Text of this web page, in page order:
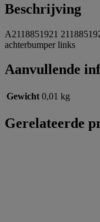
Beschrijving
A2118851921
achterbumper links
Aanvullende
Gewicht 0,01 kg
Gerelateerde